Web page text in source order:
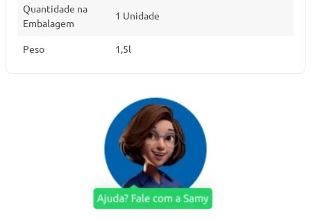
Quantidade na
Embalagem
1 Unidade
Peso 1,5l